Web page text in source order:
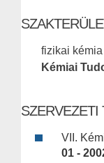
fizikai kémia
Kémiai
SZERVEZETI
VII.
01 -